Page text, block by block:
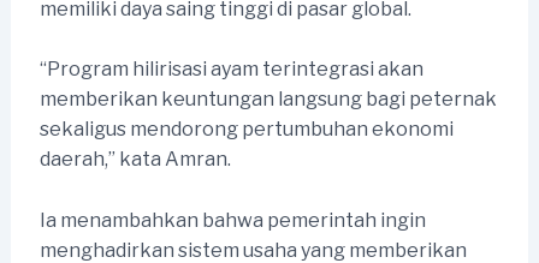
memiliki daya saing tinggi di pasar global.
“Program hilirisasi ayam terintegrasi akan
memberikan keuntungan langsung bagi peternak
sekaligus mendorong pertumbuhan ekonomi
daerah,” kata Amran.
Ia menambahkan bahwa pemerintah ingin
menghadirkan sistem usaha yang memberikan